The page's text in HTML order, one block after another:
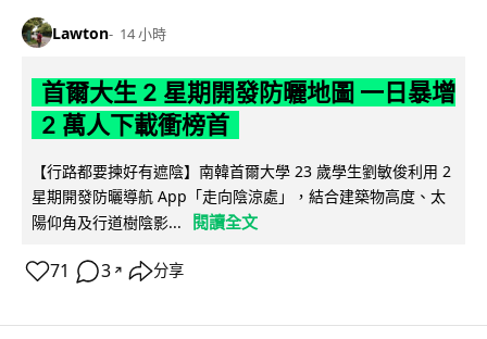
Lawton 14 小時
首爾大生 2 星期開發防曬地圖 一日暴增
2 萬人下載衝榜首
【行路都要揀好有遮陰】南韓首爾大學 23 歲學生劉敏俊利用 2
星期開發防曬導航 App「走向陰涼處」，結合建築物高度、太
陽仰角及行道樹陰影...
閱讀全文
71 3 ↗ 分享